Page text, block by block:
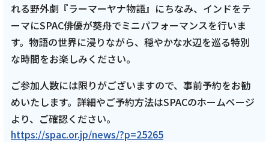
れる野外劇『ラーマーヤナ物語』にちなみ、インドをテ
ーマにSPAC俳優が葵舟でミニパフォーマンスを行いま
す。物語の世界に浸りながら、穏やかな水辺を巡る特別
な時間をお楽しみください。
ご参加人数には限りがございますので、事前予約をお勧
めいたします。詳細やご予約方法はSPACのホームページ
より、ご確認ください。
https://spac.or.jp/news/?p=25265